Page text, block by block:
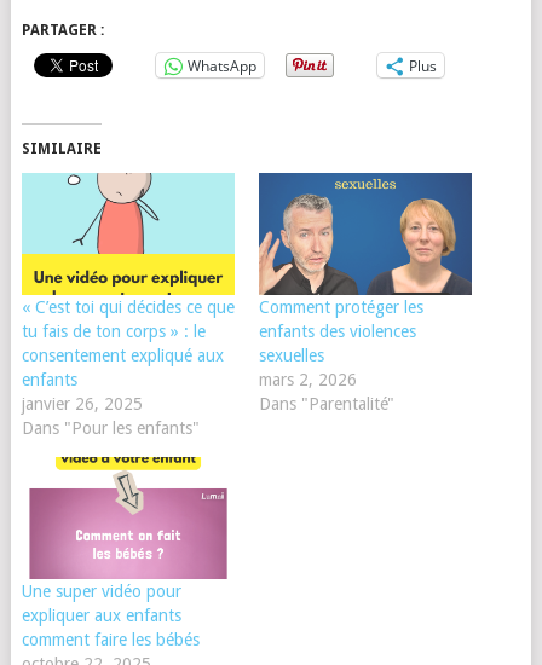
PARTAGER :
WhatsApp Plus
SIMILAIRE
« C’est toi qui décides ce que
tu fais de ton corps » : le
consentement expliqué aux
enfants
janvier 26, 2025
Dans "Pour les enfants"
Comment protéger les
enfants des violences
sexuelles
mars 2, 2026
Dans "Parentalité"
Une super vidéo pour
expliquer aux enfants
comment faire les bébés